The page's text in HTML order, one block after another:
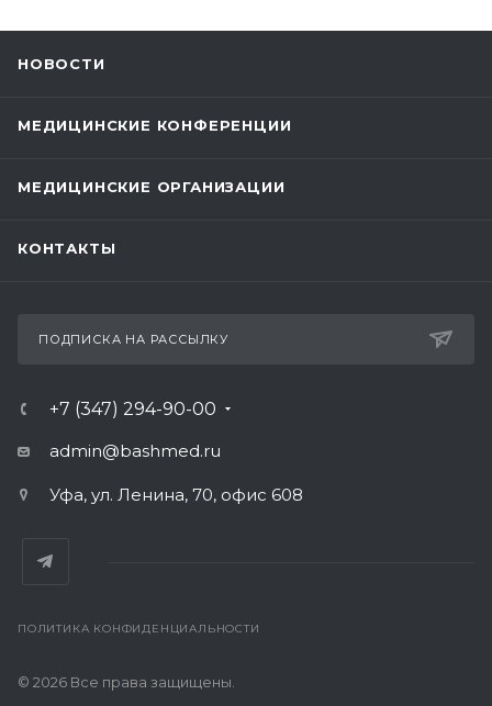
НОВОСТИ
МЕДИЦИНСКИЕ КОНФЕРЕНЦИИ
МЕДИЦИНСКИЕ ОРГАНИЗАЦИИ
КОНТАКТЫ
ПОДПИСКА НА РАССЫЛКУ
+7 (347) 294-90-00
admin@bashmed.ru
Уфа, ул. Ленина, 70, офис 608
ПОЛИТИКА КОНФИДЕНЦИАЛЬНОСТИ
© 2026 Все права защищены.